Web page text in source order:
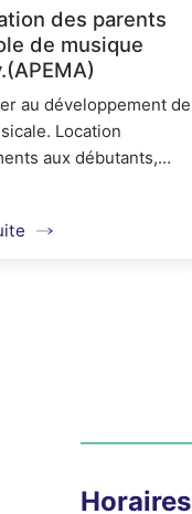
des parents
de musique
au développement de
Location
aux débutants,
Horaires